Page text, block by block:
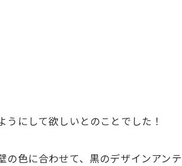
にして欲しいとのことでした！
色に合わせて、黒のデザインアン